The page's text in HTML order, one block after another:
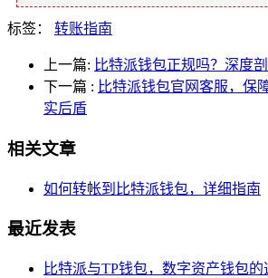
标签： 转账指南
上一篇: 比特派钱包正规吗？深度
下一篇 : 比特派钱包官网客服，保
实后盾
相关文章
如何转帐到比特派钱包，详细指南
最近发表
比特派与TP钱包，数字资产钱包